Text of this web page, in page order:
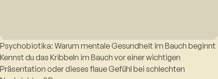
Psychobiotika: Warum mentale Gesundheit im Bauch beginnt
Kennst du das Kribbeln im Bauch vor einer wichtigen
Präsentation oder dieses flaue Gefühl bei schlechten